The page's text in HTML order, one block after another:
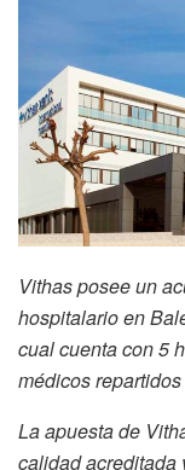
Vithas posee un
hospitalario en
cual cuenta con 5
médicos
La apuesta de
calidad acreditada